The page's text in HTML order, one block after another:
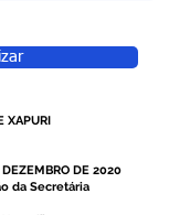
XAPURI
DE 2020
da Secretária